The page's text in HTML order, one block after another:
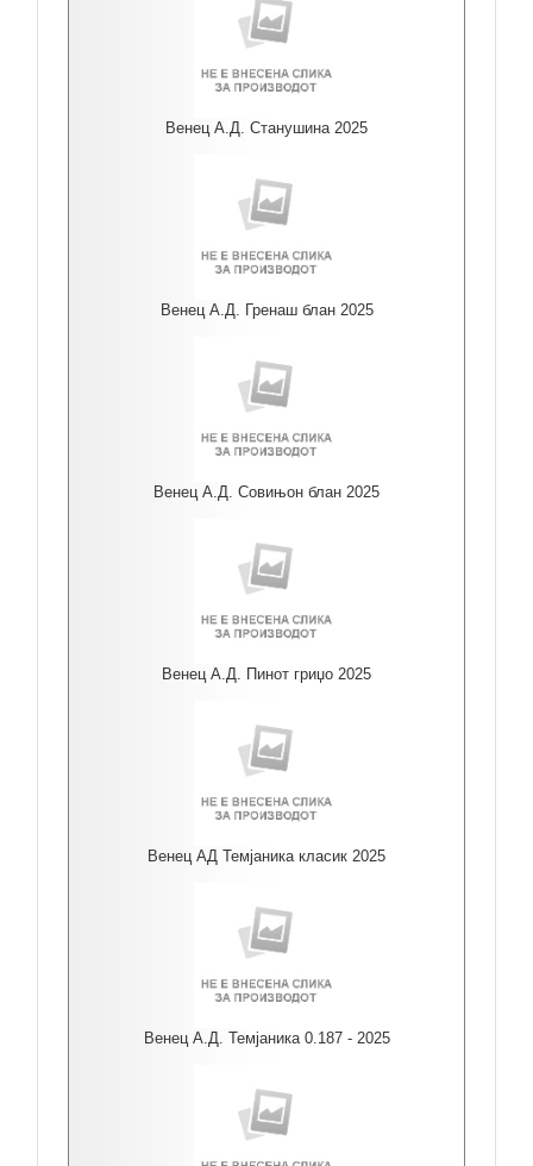
Венец А.Д. Станушина 2025
Венец А.Д. Гренаш блан 2025
Венец А.Д. Совињон блан 2025
Венец А.Д. Пинот гриџо 2025
Венец АД Темјаника класик 2025
Венец А.Д. Темјаника 0.187 - 2025